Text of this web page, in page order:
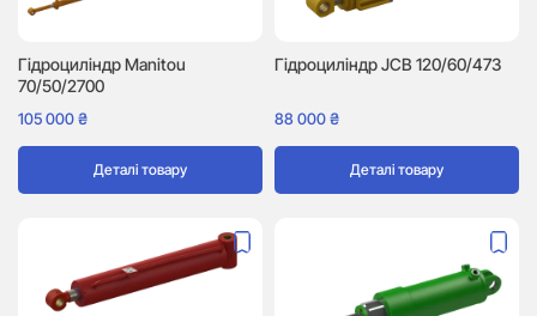
Гідроциліндр Manitou
70/50/2700
105 000₴
Деталі товару
Гідроциліндр JCB 120/60/473
88 000₴
Деталі товару